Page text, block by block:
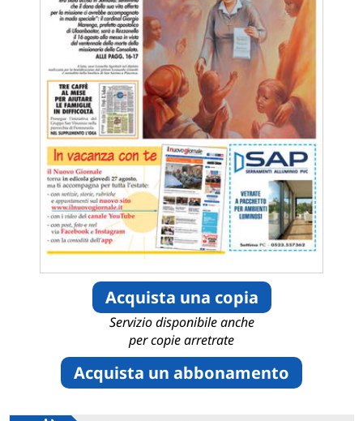
Acquista una copia
Servizio disponibile anche
per copie arretrate
Acquista un abbonamento